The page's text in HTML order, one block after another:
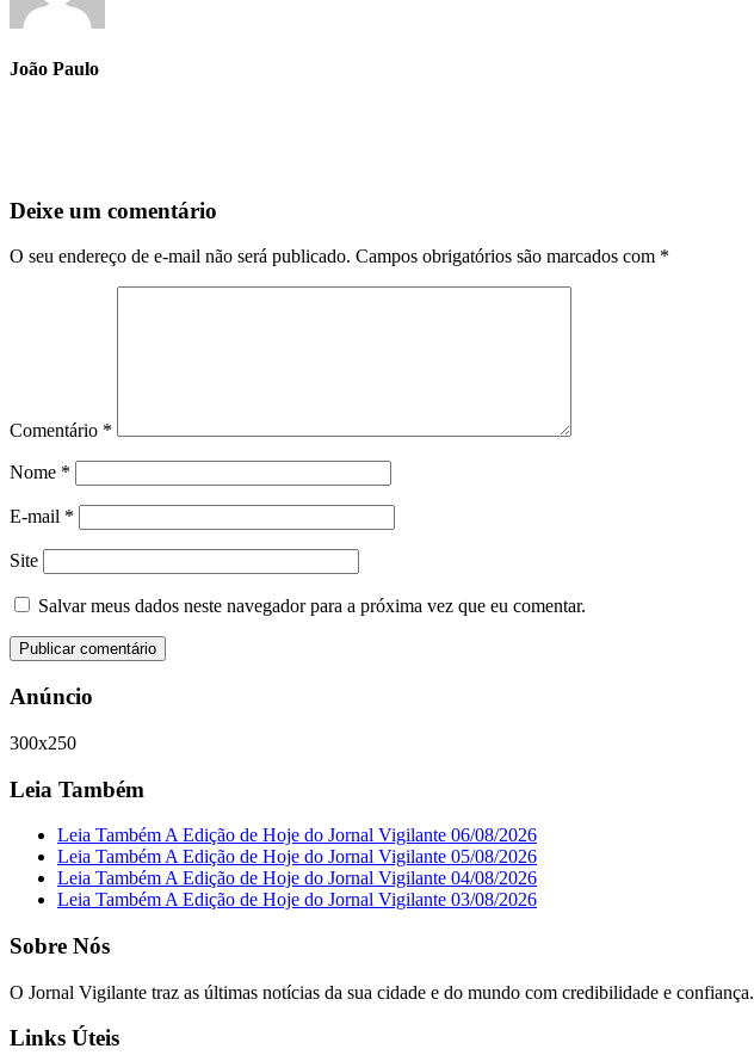
João Paulo
Deixe um comentário
O seu endereço de e-mail não será publicado. Campos obrigatórios são marcados com *
Comentário *
Nome *
E-mail *
Site
Salvar meus dados neste navegador para a próxima vez que eu comentar.
Anúncio
300x250
Leia Também
Leia Também A Edição de Hoje do Jornal Vigilante 06/08/2026
Leia Também A Edição de Hoje do Jornal Vigilante 05/08/2026
Leia Também A Edição de Hoje do Jornal Vigilante 04/08/2026
Leia Também A Edição de Hoje do Jornal Vigilante 03/08/2026
Sobre Nós
O Jornal Vigilante traz as últimas notícias da sua cidade e do mundo com credibilidade e confiança.
Links Úteis